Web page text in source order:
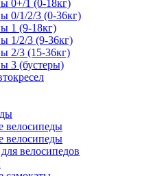
0+/1 (0-18кг)
0/1/2/3 (0-36кг)
1 (9-18кг)
1/2/3 (9-36кг)
2/3 (15-36кг)
3 (бустеры)
велосипеды
велосипеды
велосипедов